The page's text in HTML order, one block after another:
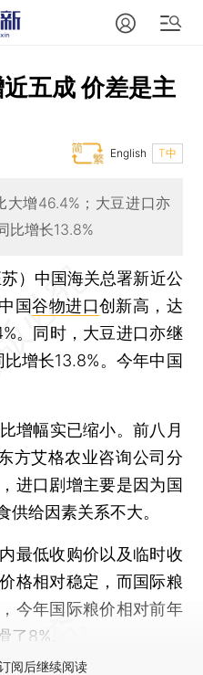
五成 价差是主
T中
English
大增46.4%；大豆进口亦
比增长13.8%
） 中国海关总署新近公
国谷物进口创新高，达
。同时，大豆进口亦继
增长13.8%。今年中国
幅实已缩小。前八月
方艾格农业咨询公司分
进口剧增主要是因为国
供给因素关系不大。
低收购价以及临时收
格相对稳定，而国际粮
今年国际粮价相对前年
8%。
阅后继续阅读